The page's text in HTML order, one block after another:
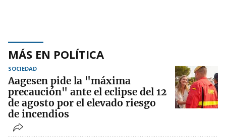
MÁS EN POLÍTICA
SOCIEDAD
Aagesen pide la "máxima
precaución" ante el eclipse del 12
de agosto por el elevado riesgo
de incendios